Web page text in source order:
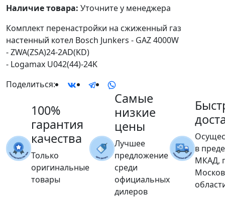
Наличие товара: Уточните у менеджера
Комплект перенастройки на сжиженный газ
настенный котел Bosch Junkers - GAZ 4000W
- ZWA(ZSA)24-2AD(KD)
- Logamax U042(44)-24K
Поделиться:
100%
гарантия
качества
Только
оригинальные
товары
Самые
низкие
цены
Лучшее
предложение
среди
официальных
дилеров
в
МКАД,